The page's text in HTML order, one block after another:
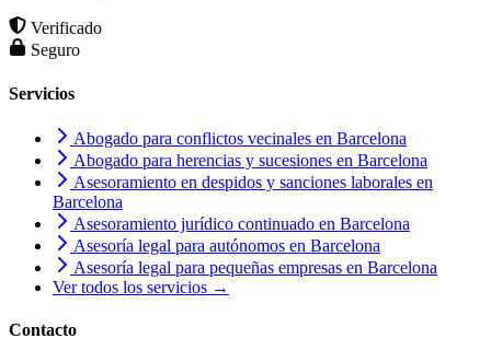
Verificado
Seguro
Servicios
Abogado para conflictos vecinales en Barcelona
Abogado para herencias y sucesiones en Barcelona
Asesoramiento en despidos y sanciones laborales en
Barcelona
Asesoramiento jurídico continuado en Barcelona
Asesoría legal para autónomos en Barcelona
Asesoría legal para pequeñas empresas en Barcelona
Ver todos los servicios →
Contacto